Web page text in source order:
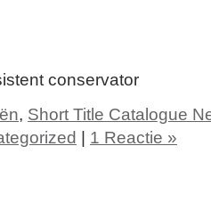
conservator
, Short Title Catalogue
| 1 Reactie »